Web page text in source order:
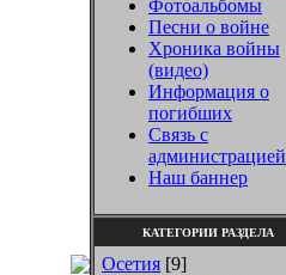
Фотоальбомы
Песни о войне
Хроника войны
(видео)
Информация о
погибших
Связь с
администрацией
Наш баннер
КАТЕГОРИИ РАЗДЕЛА
Осетия [9]